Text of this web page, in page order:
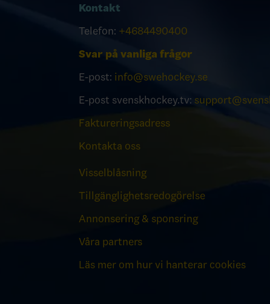
Kontakt
Telefon: +4684490400
Svar på vanliga frågor
E-post: info@swehockey.se
E-post svenskhockey.tv:
Faktureringsadress
Kontakta oss
Visselblåsning
Tillgänglighetsredogörelse
Annonsering & sponsring
Våra partners
Läs mer om hur vi hanterar cookies